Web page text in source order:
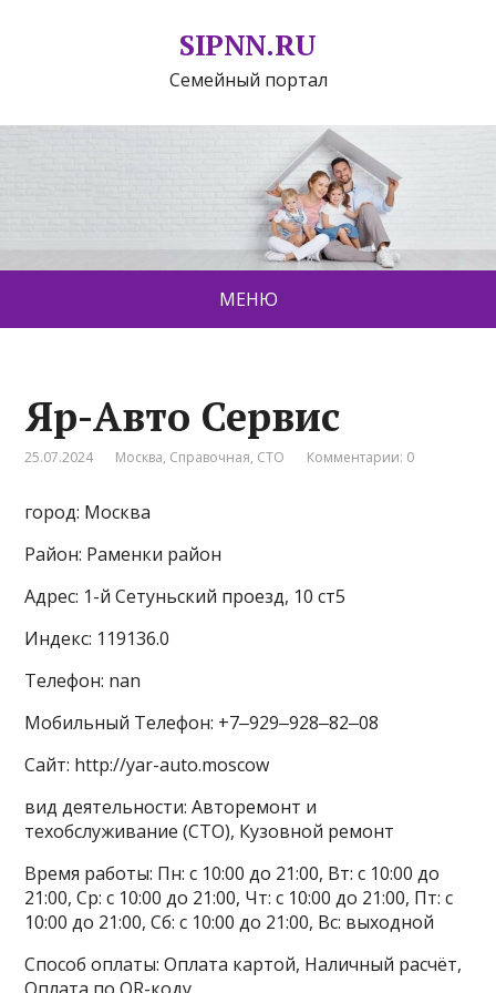
SIPNN.RU
Семейный портал
МЕНЮ
Яр-Авто Сервис
25.07.2024 Москва, Справочная, СТО Комментарии: 0
город: Москва
Район: Раменки район
Адрес: 1-й Сетуньский проезд, 10 ст5
Индекс: 119136.0
Телефон: nan
Мобильный Телефон: +7‒929‒928‒82‒08
Сайт: http://yar-auto.moscow
вид деятельности: Авторемонт и
техобслуживание (СТО), Кузовной ремонт
Время работы: Пн: с 10:00 до 21:00, Вт: с 10:00 до
21:00, Ср: с 10:00 до 21:00, Чт: с 10:00 до 21:00, Пт: с
10:00 до 21:00, Сб: с 10:00 до 21:00, Вс: выходной
Способ оплаты: Оплата картой, Наличный расчёт,